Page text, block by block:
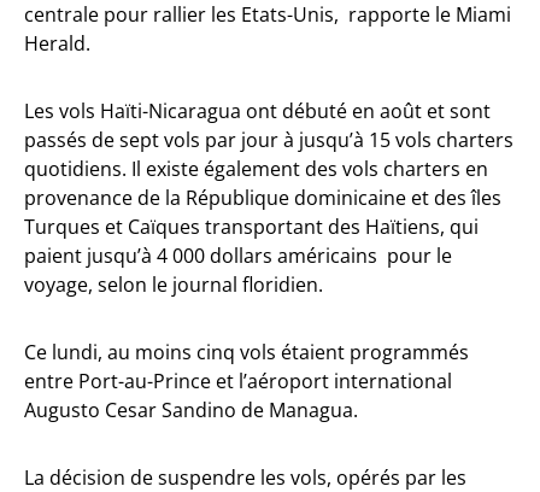
centrale pour rallier les Etats-Unis, rapporte le Miami
Herald.
Les vols Haïti-Nicaragua ont débuté en août et sont
passés de sept vols par jour à jusqu’à 15 vols charters
quotidiens. Il existe également des vols charters en
provenance de la République dominicaine et des îles
Turques et Caïques transportant des Haïtiens, qui
paient jusqu’à 4 000 dollars américains pour le
voyage, selon le journal floridien.
Ce lundi, au moins cinq vols étaient programmés
entre Port-au-Prince et l’aéroport international
Augusto Cesar Sandino de Managua.
La décision de suspendre les vols, opérés par les